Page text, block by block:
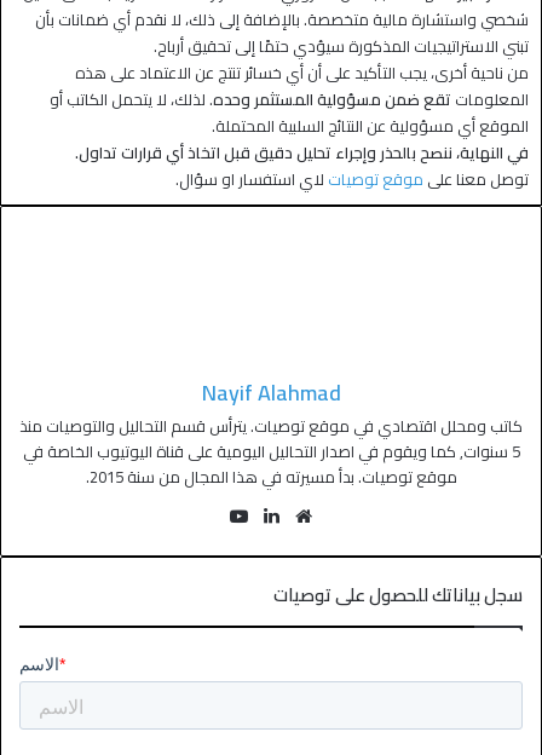
شخصي واستشارة مالية متخصصة. بالإضافة إلى ذلك، لا نقدم أي ضمانات بأن
تبني الاستراتيجيات المذكورة سيؤدي حتمًا إلى تحقيق أرباح.
من ناحية أخرى، يجب التأكيد على أن أي خسائر تنتج عن الاعتماد على هذه
المعلومات تقع ضمن مسؤولية المستثمر وحده. لذلك، لا يتحمل الكاتب أو
الموقع أي مسؤولية عن النتائج السلبية المحتملة.
في النهاية، ننصح بالحذر وإجراء تحليل دقيق قبل اتخاذ أي قرارات تداول.
توصل معنا على موقع توصيات لاي استفسار او سؤال.
Nayif Alahmad
كاتب ومحلل اقتصادي في موقع توصيات. يترأس قسم التحاليل والتوصيات منذ
5 سنوات, كما ويقوم في اصدار التحاليل اليومية على قناة اليوتيوب الخاصة في
موقع توصيات. بدأ مسيرته في هذا المجال من سنة 2015.
سجل بياناتك للحصول على توصيات